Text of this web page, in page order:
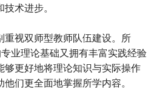
术进步。
视双师型教师队伍建设。所
业理论基础又拥有丰富实践经验
够更好地将理论知识与实际操作
们更全面地掌握所学内容。